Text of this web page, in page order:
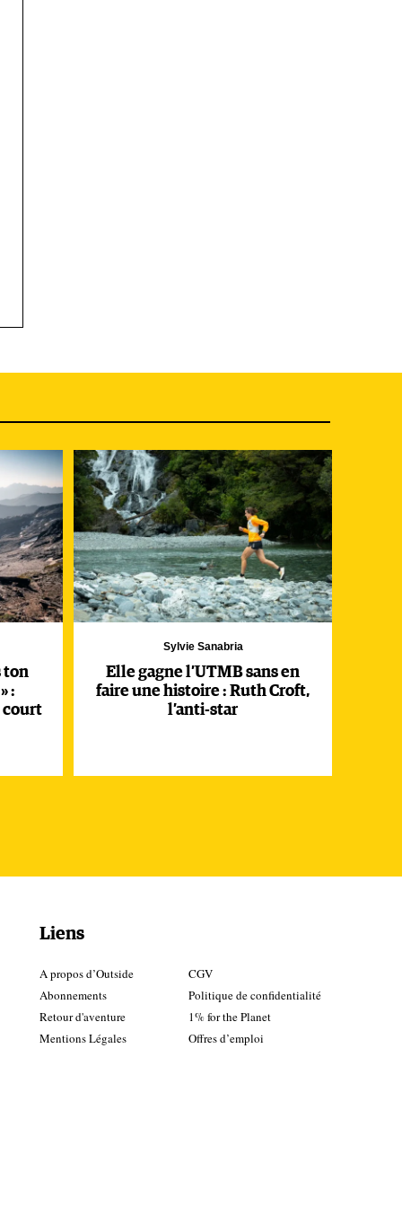
ton
:
court
Sylvie Sanabria
Elle gagne l’UTMB sans en
faire une histoire : Ruth Croft,
l’anti-star
Liens
A propos d’Outside
Abonnements
Retour d'aventure
Mentions Légales
CGV
Politique de confidentialité
1% for the Planet
Offres d’emploi